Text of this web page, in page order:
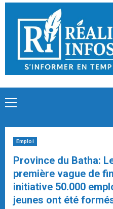
Skip
content
Primary
Emploi
Province du Batha:
première vague de
initiative 50.000
jeunes ont été